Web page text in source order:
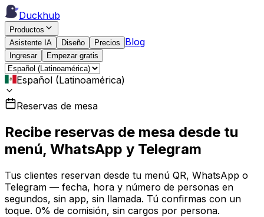
Duckhub
Productos
Asistente IA
Diseño Precios Blog
Ingresar Empezar gratis
Español (Latinoamérica)
Reservas de mesa
Recibe reservas de mesa desde tu
menú, WhatsApp y Telegram
Tus clientes reservan desde tu menú QR, WhatsApp o
Telegram — fecha, hora y número de personas en
segundos, sin app, sin llamada. Tú confirmas con un
toque. 0% de comisión, sin cargos por persona.